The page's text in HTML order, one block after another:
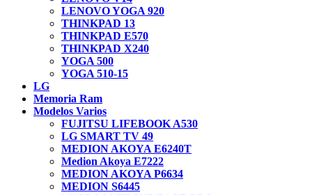
LENOVO YOGA 920
THINKPAD 13
THINKPAD E570
THINKPAD X240
YOGA 500
YOGA 510-15
LG
Memoria Ram
Modelos Varios
FUJITSU LIFEBOOK A530
LG SMART TV 49
MEDION AKOYA E6240T
Medion Akoya E7222
MEDION AKOYA P6634
MEDION S6445